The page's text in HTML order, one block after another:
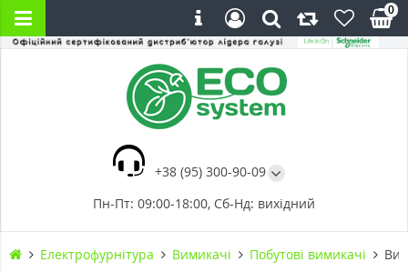
+38 (95) 300-90-09
Пн-Пт: 09:00-18:00, Сб-Нд: вихідний
0
Електрофурнітура Вимикачі Побутові вимикачі